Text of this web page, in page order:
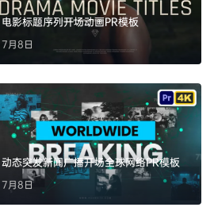
电影标题序列开场动画PR模板
7月8日
动态突发新闻广播开场全球网络PR模板
7月8日